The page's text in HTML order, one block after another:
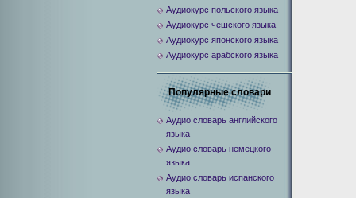
Аудиокурс польского языка
Аудиокурс чешского языка
Аудиокурс японского языка
Аудиокурс арабского языка
Популярные словари
Аудио словарь английского
языка
Аудио словарь немецкого
языка
Аудио словарь испанского
языка